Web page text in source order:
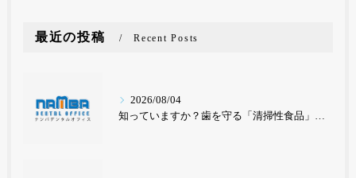
最近の投稿 Recent Posts
2026/08/04
知っていますか？歯を守る「清掃性食品」と要注意の「停滞性食品」